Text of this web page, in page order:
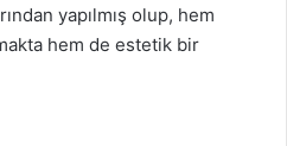
yapılmış olup, hem
hem de estetik bir